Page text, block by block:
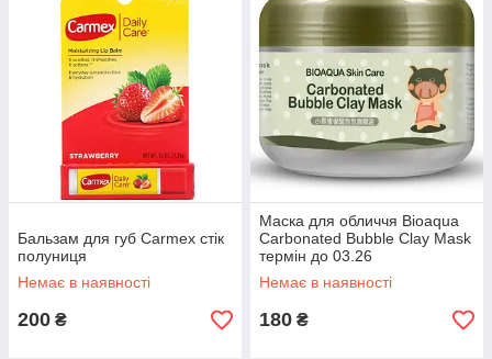
Бальзам для губ Carmex стік
полуниця
Немає в наявності
200 ₴
Маска для обличчя Bioaqua
Carbonated Bubble Clay Mask
термін до 03.26
Немає в наявності
180 ₴